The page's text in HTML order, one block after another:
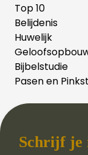
Top 10
Belijdenis
Huwelijk
Bijbelstudie
Pasen en
Schrijf je